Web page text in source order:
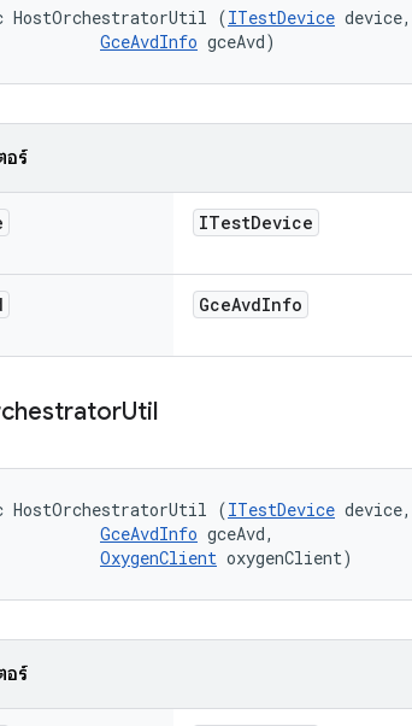
HostOrchestratorUtil (ITestDevice device,
GceAvdInfo gceAvd)
อร์
ITestDevice
GceAvdInfo
Util
HostOrchestratorUtil (ITestDevice device,
GceAvdInfo gceAvd,
OxygenClient oxygenClient)
อร์